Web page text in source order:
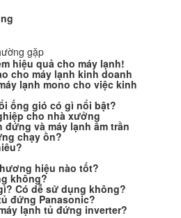
gặp
hiệu quả cho máy lạnh!
cho máy lạnh kinh doanh
lạnh mono cho việc kinh
ống gió có gì nổi bật?
cho nhà xưởng
đứng và máy lạnh âm trần
chạy ồn?
hiệu nào tốt?
không?
Có dễ sử dụng không?
đứng Panasonic?
lạnh tủ đứng inverter?